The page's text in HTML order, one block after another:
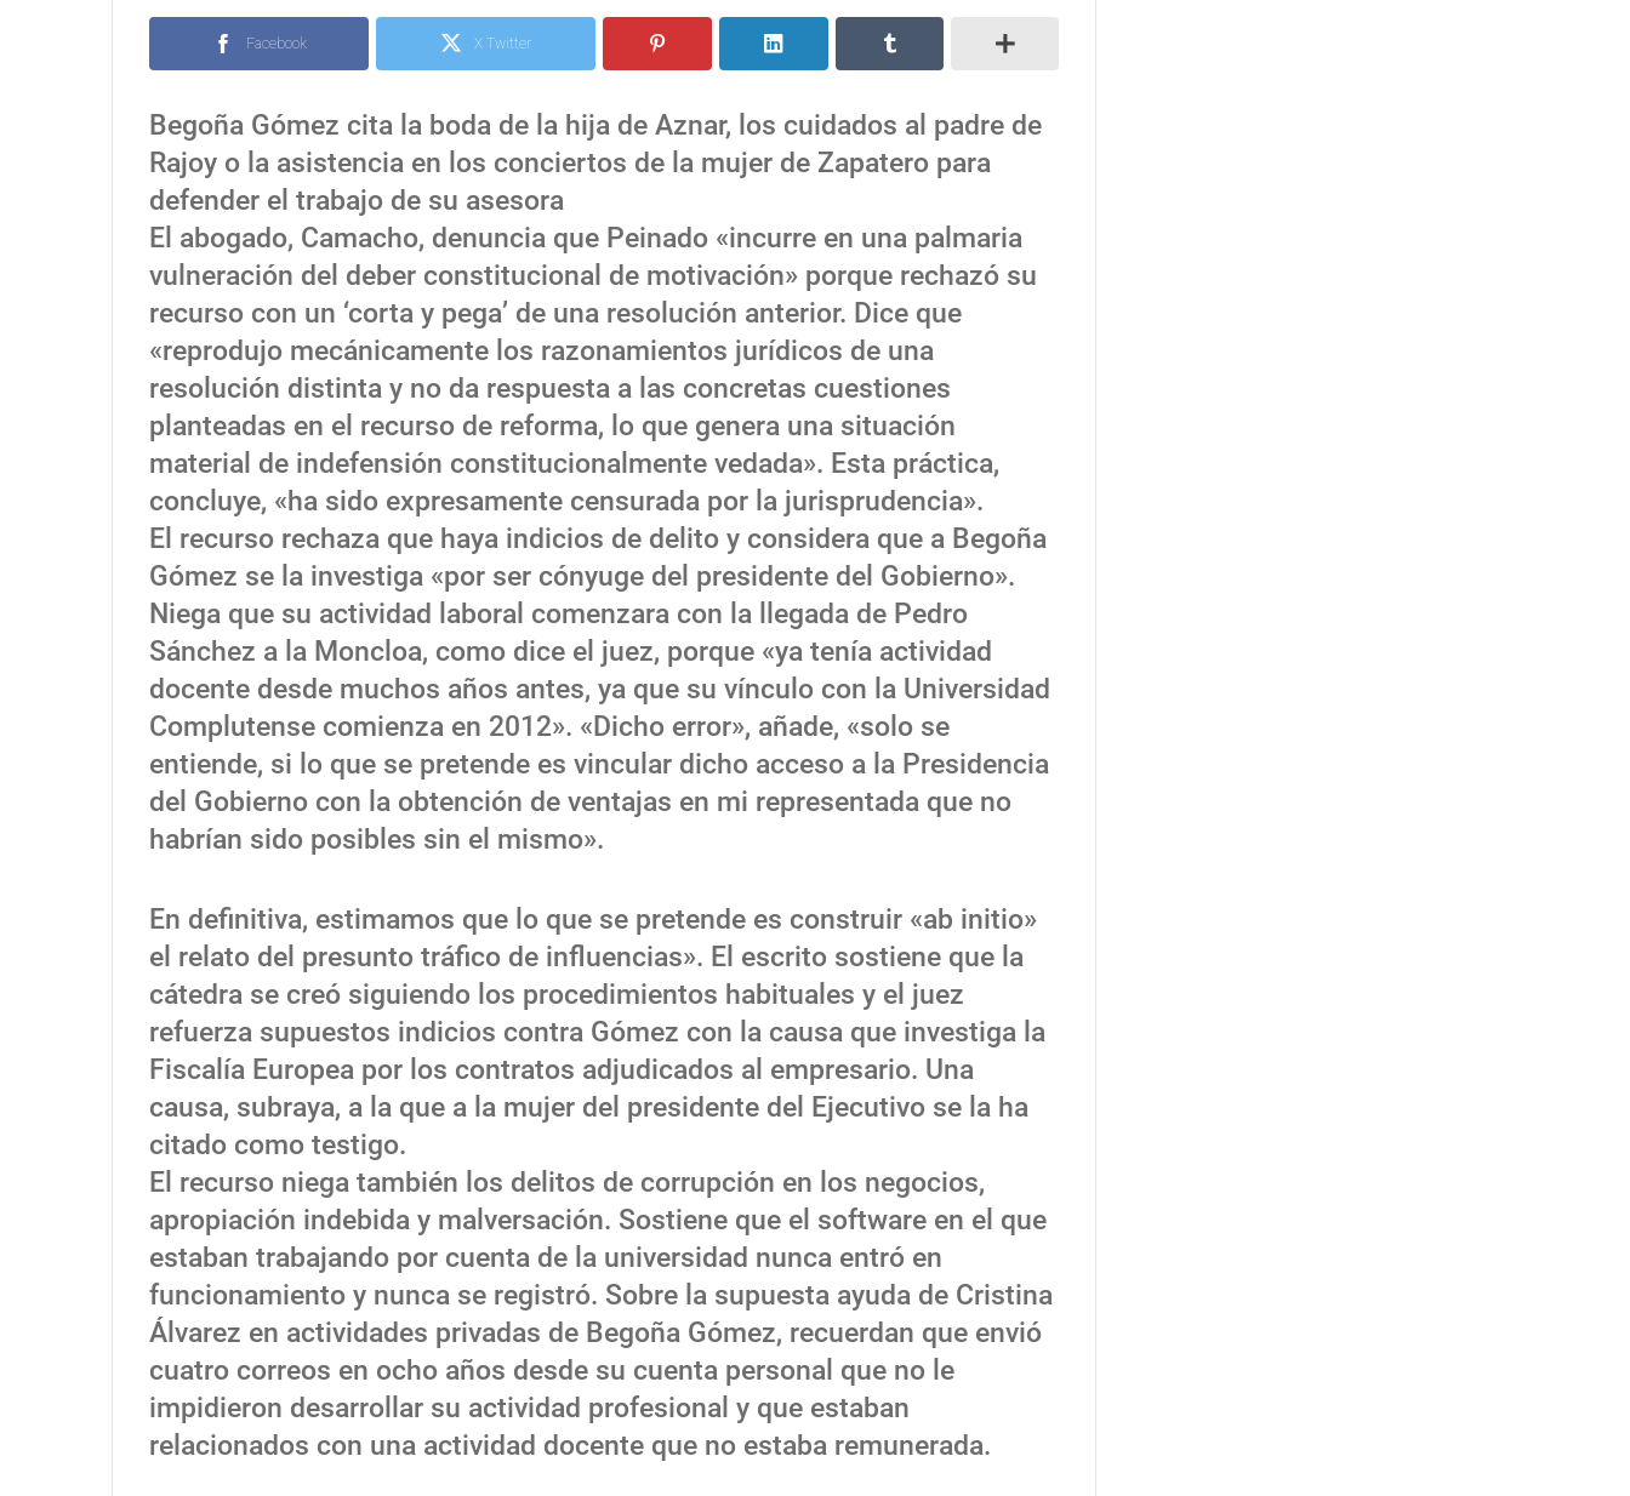
Facebook X Twitter
Begoña Gómez cita la boda de la hija de Aznar, los cuidados al padre de
Rajoy o la asistencia en los conciertos de la mujer de Zapatero para
defender el trabajo de su asesora
El abogado, Camacho, denuncia que Peinado «incurre en una palmaria
vulneración del deber constitucional de motivación» porque rechazó su
recurso con un ‘corta y pega’ de una resolución anterior. Dice que
«reprodujo mecánicamente los razonamientos jurídicos de una
resolución distinta y no da respuesta a las concretas cuestiones
planteadas en el recurso de reforma, lo que genera una situación
material de indefensión constitucionalmente vedada». Esta práctica,
concluye, «ha sido expresamente censurada por la jurisprudencia».
El recurso rechaza que haya indicios de delito y considera que a Begoña
Gómez se la investiga «por ser cónyuge del presidente del Gobierno».
Niega que su actividad laboral comenzara con la llegada de Pedro
Sánchez a la Moncloa, como dice el juez, porque «ya tenía actividad
docente desde muchos años antes, ya que su vínculo con la Universidad
Complutense comienza en 2012». «Dicho error», añade, «solo se
entiende, si lo que se pretende es vincular dicho acceso a la Presidencia
del Gobierno con la obtención de ventajas en mi representada que no
habrían sido posibles sin el mismo».
En definitiva, estimamos que lo que se pretende es construir «ab initio»
el relato del presunto tráfico de influencias». El escrito sostiene que la
cátedra se creó siguiendo los procedimientos habituales y el juez
refuerza supuestos indicios contra Gómez con la causa que investiga la
Fiscalía Europea por los contratos adjudicados al empresario. Una
causa, subraya, a la que a la mujer del presidente del Ejecutivo se la ha
citado como testigo.
El recurso niega también los delitos de corrupción en los negocios,
apropiación indebida y malversación. Sostiene que el software en el que
estaban trabajando por cuenta de la universidad nunca entró en
funcionamiento y nunca se registró. Sobre la supuesta ayuda de Cristina
Álvarez en actividades privadas de Begoña Gómez, recuerdan que envió
cuatro correos en ocho años desde su cuenta personal que no le
impidieron desarrollar su actividad profesional y que estaban
relacionados con una actividad docente que no estaba remunerada.